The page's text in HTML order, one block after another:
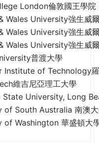
London倫敦國王學院
Wales University強生威
Wales University強生威
Wales University強生威
普渡大學
Institute of Technology
維吉尼亞理工大學
University, Long
of South Australia 南澳
of Washington 華盛頓大